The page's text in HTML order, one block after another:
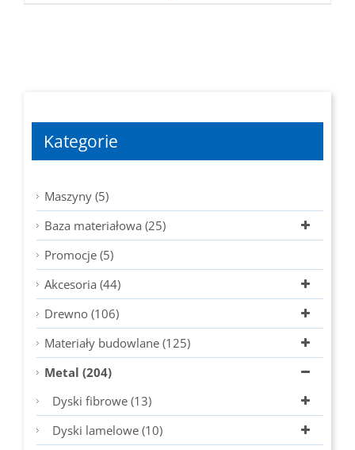
Kategorie
Maszyny (5)
Baza materiałowa (25)
Promocje (5)
Akcesoria (44)
Drewno (106)
Materiały budowlane (125)
Metal (204)
Dyski fibrowe (13)
Dyski lamelowe (10)